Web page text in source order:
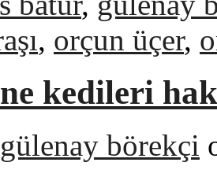
, orçun üçer,
kedileri
gülenay börekçi